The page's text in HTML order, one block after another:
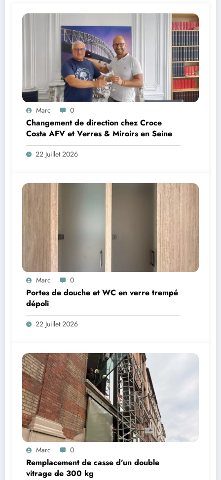
Marc 0
Changement de direction chez Croce
Costa AFV et Verres & Miroirs en Seine
22 Juillet 2026
Marc 0
Portes de douche et WC en verre trempé
dépoli
22 Juillet 2026
Marc 0
Remplacement de casse d’un double
vitrage de 300 kg